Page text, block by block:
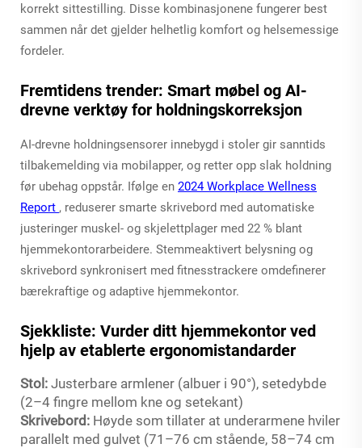
korrekt sittestilling. Disse kombinasjonene fungerer best
sammen når det gjelder helhetlig komfort og helsemessige
fordeler.
Fremtidens trender: Smart møbel og AI-
drevne verktøy for holdningskorreksjon
AI-drevne holdningsensorer innebygd i stoler gir sanntids
tilbakemelding via mobilapper, og retter opp slak holdning
før ubehag oppstår. Ifølge en 2024 Workplace Wellness
Report , reduserer smarte skrivebord med automatiske
justeringer muskel- og skjelettplager med 22 % blant
hjemmekontorarbeidere. Stemmeaktivert belysning og
skrivebord synkronisert med fitnesstrackere omdefinerer
bærekraftige og adaptive hjemmekontor.
Sjekkliste: Vurder ditt hjemmekontor ved
hjelp av etablerte ergonomistandarder
Stol: Justerbare armlener (albuer i 90°), setedybde
(2–4 fingre mellom kne og setekant)
Skrivebord: Høyde som tillater at underarmene hviler
parallelt med gulvet (71–76 cm stående, 58–74 cm